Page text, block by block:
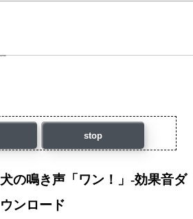
stop
犬の鳴き声「ワン！」-効果音ダ
ウンロード